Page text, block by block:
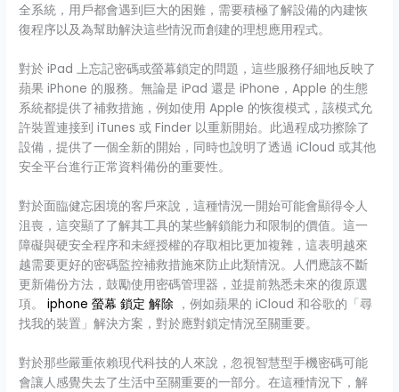
全系統，用戶都會遇到巨大的困難，需要積極了解設備的內建恢
復程序以及為幫助解決這些情況而創建的理想應用程式。
對於 iPad 上忘記密碼或螢幕鎖定的問題，這些服務仔細地反映了
蘋果 iPhone 的服務。無論是 iPad 還是 iPhone，Apple 的生態
系統都提供了補救措施，例如使用 Apple 的恢復模式，該模式允
許裝置連接到 iTunes 或 Finder 以重新開始。此過程成功擦除了
設備，提供了一個全新的開始，同時也說明了透過 iCloud 或其他
安全平台進行正常資料備份的重要性。
對於面臨健忘困境的客戶來說，這種情況一開始可能會顯得令人
沮喪，這突顯了了解其工具的某些解鎖能力和限制的價值。這一
障礙與硬安全程序和未經授權的存取相比更加複雜，這表明越來
越需要更好的密碼監控補救措施來防止此類情況。人們應該不斷
更新備份方法，鼓勵使用密碼管理器，並提前熟悉未來的復原選
項。iphone 螢幕 鎖定 解除 ，例如蘋果的 iCloud 和谷歌的「尋
找我的裝置」解決方案，對於應對鎖定情況至關重要。
對於那些嚴重依賴現代科技的人來說，忽視智慧型手機密碼可能
會讓人感覺失去了生活中至關重要的一部分。在這種情況下，解